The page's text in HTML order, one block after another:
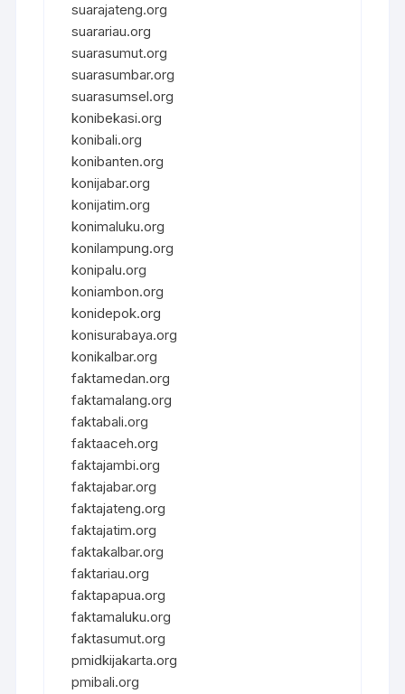
suarajateng.org
suarariau.org
suarasumut.org
suarasumbar.org
suarasumsel.org
konibekasi.org
konibali.org
konibanten.org
konijabar.org
konijatim.org
konimaluku.org
konilampung.org
konipalu.org
koniambon.org
konidepok.org
konisurabaya.org
konikalbar.org
faktamedan.org
faktamalang.org
faktabali.org
faktaaceh.org
faktajambi.org
faktajabar.org
faktajateng.org
faktajatim.org
faktakalbar.org
faktariau.org
faktapapua.org
faktamaluku.org
faktasumut.org
pmidkijakarta.org
pmibali.org